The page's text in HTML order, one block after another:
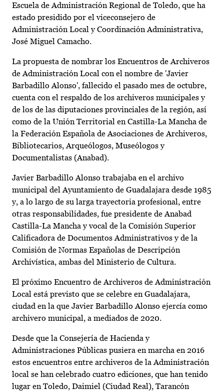
Escuela de Administración Regional de Toledo, que ha
estado presidido por el viceconsejero de
Administración Local y Coordinación Administrativa,
José Miguel Camacho.
La propuesta de nombrar los Encuentros de Archiveros
de Administración Local con el nombre de 'Javier
Barbadillo Alonso', fallecido el pasado mes de octubre,
cuenta con el respaldo de los archiveros municipales y
de los de las diputaciones provinciales de la región, así
como de la Unión Territorial en Castilla-La Mancha de
la Federación Española de Asociaciones de Archiveros,
Bibliotecarios, Arqueólogos, Museólogos y
Documentalistas (Anabad).
Javier Barbadillo Alonso trabajaba en el archivo
municipal del Ayuntamiento de Guadalajara desde 1985
y, a lo largo de su larga trayectoria profesional, entre
otras responsabilidades, fue presidente de Anabad
Castilla-La Mancha y vocal de la Comisión Superior
Calificadora de Documentos Administrativos y de la
Comisión de Normas Españolas de Descripción
Archivística, ambas del Ministerio de Cultura.
El próximo Encuentro de Archiveros de Administración
Local está previsto que se celebre en Guadalajara,
ciudad en la que Javier Barbadillo Alonso ejercía como
archivero municipal, a mediados de 2020.
Desde que la Consejería de Hacienda y
Administraciones Públicas pusiera en marcha en 2016
estos encuentros entre archiveros de la Administración
local se han celebrado cuatro ediciones, que han tenido
lugar en Toledo, Daimiel (Ciudad Real), Tarancón